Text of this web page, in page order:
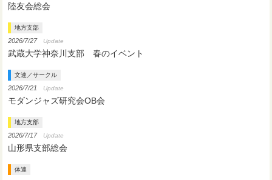
陸友会総会
地方支部
2026/7/27 Update
武蔵大学神奈川支部 春のイベント
文連／サークル
2026/7/21 Update
モダンジャズ研究会OB会
地方支部
2026/7/17 Update
山形県支部総会
体連